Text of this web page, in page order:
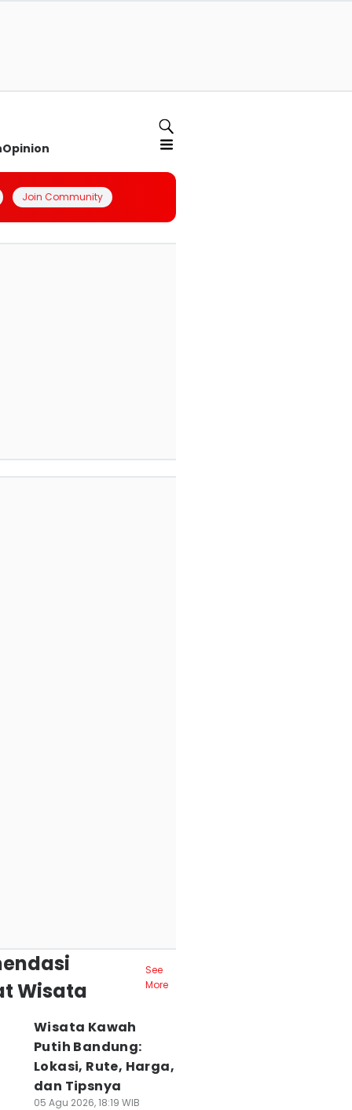
Opinion
Join Community
Wisata
See
More
Wisata Kawah
Putih Bandung:
Lokasi, Rute, Harga,
dan Tipsnya
05 Agu 2026, 18:19 WIB